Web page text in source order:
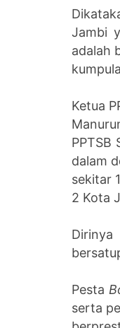
Jambi
adalah
Ketua
PPTSB
dalam
sekitar
2 Kota
Pesta
serta